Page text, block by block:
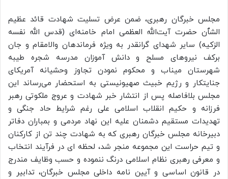
مجلس خبرگان رهبری، ضمن عرض تسلیت شهادت قائد عظیم
الشٱن حضرت آیت‌الله العظمی امام خامنه‌ای (قدس الله نفسه
الزکیه) سایر شهدای گرانقدر به ویژه فرماندهان والامقام و جان
برکف نیروهای مسلح و دانش آموزان مدرسه شجره طیبه
شهرستان میناب و محکوم نمودن تجاوز وحشیانه آمریکای
جنایتکار و رژیم خبیث صهیونیستی به استحضار می‌رساند این
مجلس بلافاصله پس از انتشار خبر شهادت و عروج ملکوتی رهبر
فرزانه و حکیم انقلاب اسلامی علی رغم شرایط حاد جنگی و
تهدیدات مستقیم دشمنان علیه این نهاد مردمی و بمباران دفاتر
دبیرخانه مجلس خبرگان رهبری که به شهادت چند تن از کارکنان
و تیم حراست این مجموعه منجر شد، لحظه ای در فرآیند انتخاب
و معرفی رهبری نظام اسلامی درنگ ننموده و حسب وظایف مندرج
در قانون اساسی و آیین نامه داخلی مجلس خبرگان، تدابیر و